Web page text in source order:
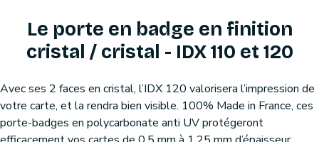
Le porte en badge en finition
cristal / cristal - IDX 110 et 120
Avec ses 2 faces en cristal, l’IDX 120 valorisera l’impression de
votre carte, et la rendra bien visible. 100% Made in France, ces
porte-badges en polycarbonate anti UV protégeront